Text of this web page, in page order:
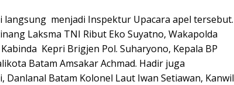
langsung menjadi Inspektur Upacara apel tersebut.
Laksma TNI Ribut Eko Suyatno, Wakapolda
Kepri Brigjen Pol. Suharyono, Kepala BP
Batam Amsakar Achmad. Hadir juga
Batam Kolonel Laut Iwan Setiawan, Kanwil